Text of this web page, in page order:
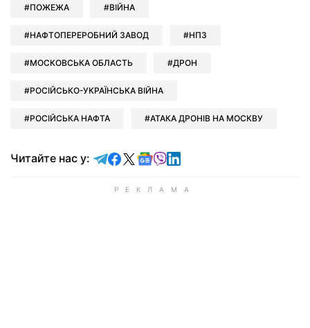
ПОЖЕЖА ВІЙНА
НАФТОПЕРЕРОБНИЙ ЗАВОД НПЗ
МОСКОВСЬКА ОБЛАСТЬ ДРОН
РОСІЙСЬКО-УКРАЇНСЬКА ВІЙНА
РОСІЙСЬКА НАФТА АТАКА ДРОНІВ НА МОСКВУ
Читайте нас у: Читайте у Telegram
Читайте у Facebook
Читайте у X
Читайте у Google news
Читайте у Viber
Читайте у LinkedIn